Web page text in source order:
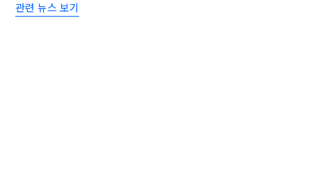
관련 뉴스 보기